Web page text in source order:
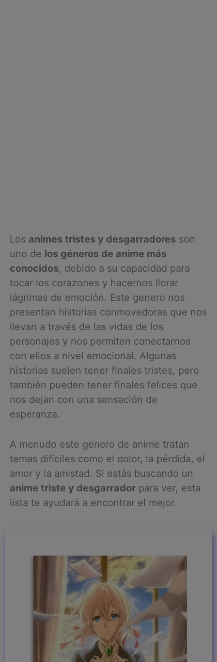
Los animes tristes y desgarradores son
uno de los géneros de anime más
conocidos, debido a su capacidad para
tocar los corazones y hacernos llorar
lágrimas de emoción. Este genero nos
presentan historias conmovedoras que nos
llevan a través de las vidas de los
personajes y nos permiten conectarnos
con ellos a nivel emocional. Algunas
historias suelen tener finales tristes, pero
también pueden tener finales felices que
nos dejan con una sensación de
esperanza.
A menudo este genero de anime tratan
temas difíciles como el dolor, la pérdida, el
amor y la amistad. Si estás buscando un
anime triste y desgarrador para ver, esta
lista te ayudará a encontrar el mejor.